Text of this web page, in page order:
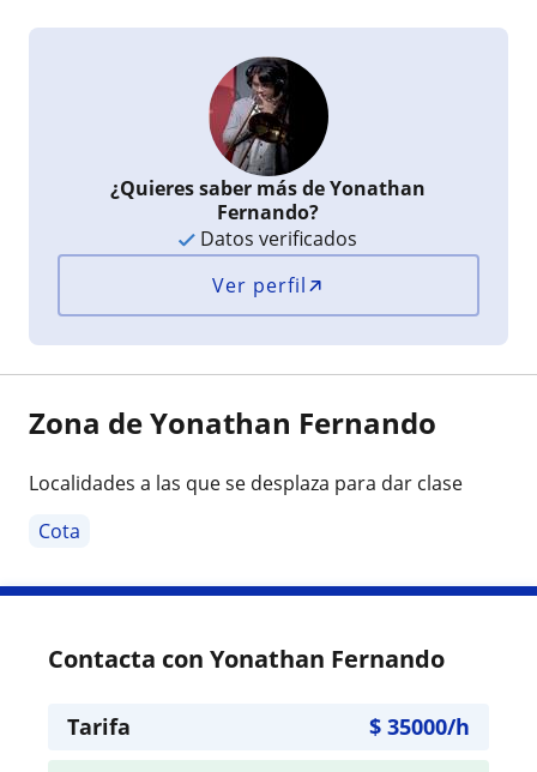
¿Quieres saber más de Yonathan
Fernando?
Datos verificados
Ver perfil
Zona de Yonathan Fernando
Localidades a las que se desplaza para dar clase
Cota
Contacta con Yonathan Fernando
Tarifa $ 35000/h